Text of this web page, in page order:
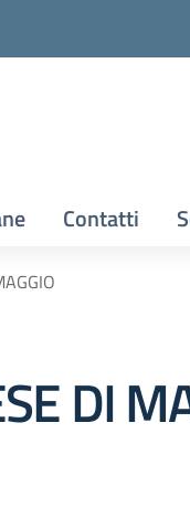
Contatti
DI